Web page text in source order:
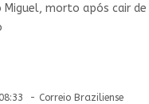
morto após cair
- Correio Braziliense